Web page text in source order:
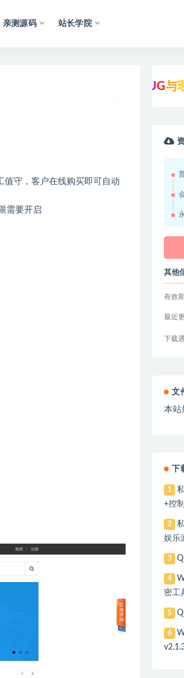
亲测源码 站长学院
守，客户在线购买即可自动
需要开启
疵，可
其他
有效期
最近
下载
文
本站
1
+控
2
娱乐
3
4
密工
5
6